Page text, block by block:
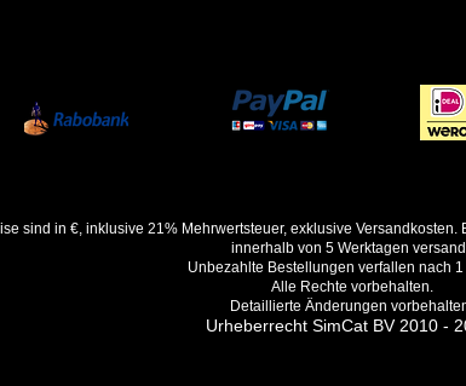
sind in €, inklusive 21% Mehrwertsteuer, exklusive
innerhalb von 5 Werktagen
Unbezahlte Bestellungen verfallen nach 1
Alle Rechte vorbehalten.
Detaillierte Änderungen
Urheberrecht SimCat BV 2010 -